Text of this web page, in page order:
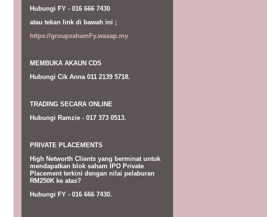
Hubungi FY - 016 666 7430
atau tekan link di bawah ini ;
https://groupsahamFy.wasap.my
MEMBUKA AKAUN CDS
Hubungi Cik Anna 011 2139 5718.
TRADING SECARA ONLINE
Hubungi Ramzie - 017 373 0513.
PRIVATE PLACEMENTS
High Networth Clients yang berminat untuk
mendapatkan blok saham IPO Private
Placement terkini dengan nilai pelaburan
RM250K ke atas?
Hubungi FY - 016 666 7430.